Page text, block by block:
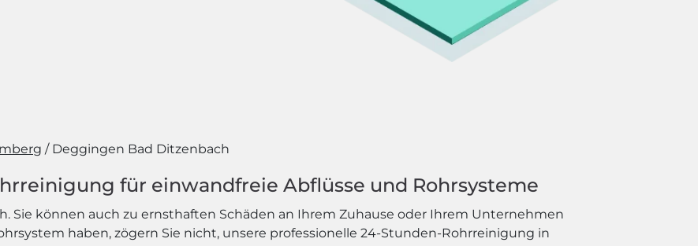
Deggingen Bad Ditzenbach
für einwandfreie Abflüsse und Rohrsysteme
Sie können auch zu ernsthaften Schäden an Ihrem Zuhause oder Ihrem Unternehmen
haben, zögern Sie nicht, unsere professionelle 24-Stunden-Rohrreinigung in